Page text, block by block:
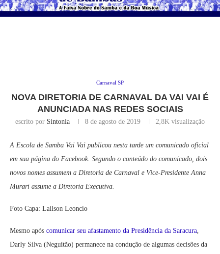
Carnaval SP
NOVA DIRETORIA DE CARNAVAL DA VAI VAI É
ANUNCIADA NAS REDES SOCIAIS
escrito por Sintonia 8 de agosto de 2019 2,8K visualização
A Escola de Samba Vai Vai publicou nesta tarde um comunicado oficial
em sua página do Facebook. Segundo o conteúdo do comunicado, dois
novos nomes assumem a Diretoria de Carnaval e Vice-Presidente Anna
Murari assume a Diretoria Executiva.
Foto Capa: Lailson Leoncio
Mesmo após comunicar seu afastamento da Presidência da Saracura,
Darly Silva (Neguitão) permanece na condução de algumas decisões da